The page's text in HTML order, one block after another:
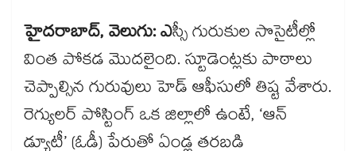
హైదరాబాద్, వెలుగు: ఎస్సీ గురుకుల సొసైటీల్లో
వింత పోకడ మొదలైంది. స్టూడెంట్లకు పాఠాలు
చెప్పాల్సిన గురువులు హెడ్‌‌‌‌‌‌‌‌‌‌‌‌‌‌‌‌‌‌‌‌‌‌‌‌‌‌‌‌‌‌‌‌ ఆఫీసులో తిష్ట వేశారు.
రెగ్యులర్‌‌‌‌‌‌‌‌‌‌‌‌‌‌‌‌‌‌‌‌‌‌‌‌‌‌‌‌‌‌‌‌ పోస్టింగ్‌‌‌‌‌‌‌‌‌‌‌‌‌‌‌‌‌‌‌‌‌‌‌‌‌‌‌‌‌‌‌‌ ఒక జిల్లాలో ఉంటే, ‘ఆన్
డ్యూటీ’ (ఓడీ) పేరుతో ఏండ్ల తరబడి